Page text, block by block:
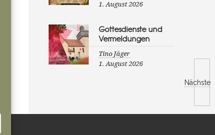
Nächste
1. August 2026
Gottesdienste und
Vermeldungen
Tino Jäger
1. August 2026